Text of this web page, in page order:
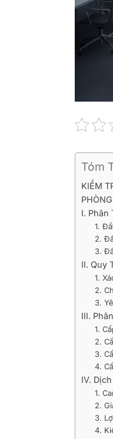
Tóm
KIỂM
I. Phân
1.
2.
3.
II. Quy
1.
2.
3.
III.
1.
2.
3.
4.
IV.
1.
2.
3.
4.